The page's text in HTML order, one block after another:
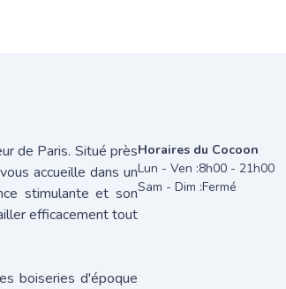
de Paris. Situé près
accueille dans un
stimulante et son
efficacement tout
boiseries d'époque
Horaires du Cocoon
Lun - Ven :8h00 - 21h00
Sam - Dim :Fermé